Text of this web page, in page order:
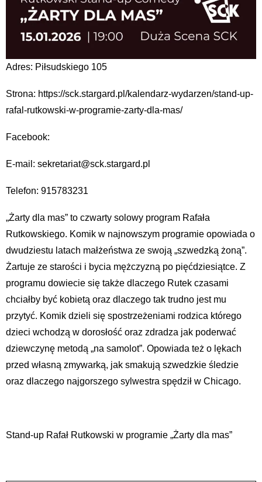
Adres: Piłsudskiego 105
Strona: https://sck.stargard.pl/kalendarz-wydarzen/stand-up-
rafal-rutkowski-w-programie-zarty-dla-mas/
Facebook:
E-mail: sekretariat@sck.stargard.pl
Telefon: 915783231
„Żarty dla mas” to czwarty solowy program Rafała
Rutkowskiego. Komik w najnowszym programie opowiada o
dwudziestu latach małżeństwa ze swoją „szwedzką żoną”.
Żartuje ze starości i bycia mężczyzną po pięćdziesiątce. Z
programu dowiecie się także dlaczego Rutek czasami
chciałby być kobietą oraz dlaczego tak trudno jest mu
przytyć. Komik dzieli się spostrzeżeniami rodzica którego
dzieci wchodzą w dorosłość oraz zdradza jak poderwać
dziewczynę metodą „na samolot”. Opowiada też o lękach
przed własną zmywarką, jak smakują szwedzkie śledzie
oraz dlaczego najgorszego sylwestra spędził w Chicago.
Stand-up Rafał Rutkowski w programie „Żarty dla mas”